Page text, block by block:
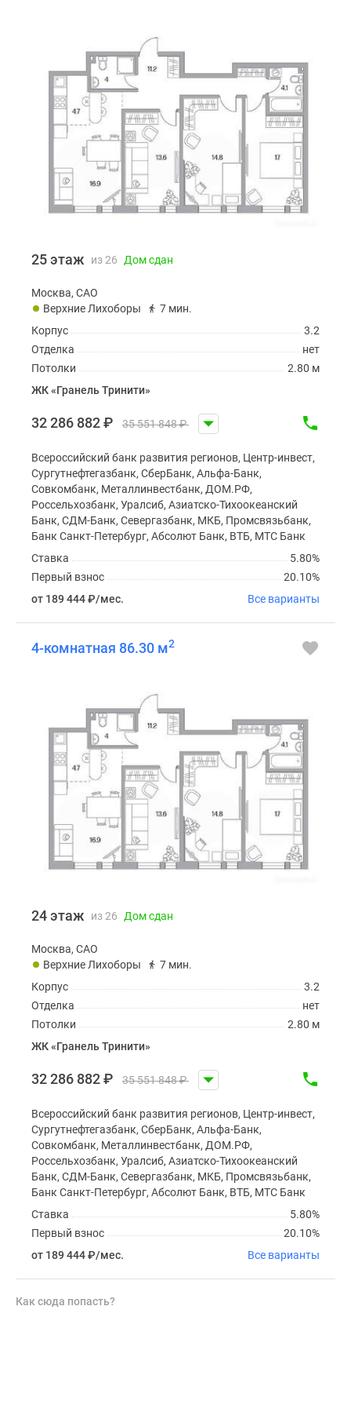
25 этаж из 26 Дом сдан
Москва, САО
Верхние Лихоборы
7 мин.
3.2
Корпус
нет
Отделка
2.80 м
Потолки
ЖК «Гранель Тринити»
32 286 882₽ 35 551 848₽
Всероссийский банк развития регионов, Центр-инвест,
Сургутнефтегазбанк, СберБанк, Альфа-Банк,
Совкомбанк, Металлинвестбанк, ДОМ.РФ,
Россельхозбанк, Уралсиб, Азиатско-Тихоокеанский
Банк, СДМ-Банк, Севергазбанк, МКБ, Промсвязьбанк,
Банк Санкт-Петербург, Абсолют Банк, ВТБ, МТС Банк
5.80%
Ставка
20.10%
Первый взнос
от 189 444₽/мес. Все варианты
4-комнатная 86.30 м2
24 этаж из 26 Дом сдан
Москва, САО
Верхние Лихоборы
7 мин.
3.2
Корпус
нет
Отделка
2.80 м
Потолки
ЖК «Гранель Тринити»
32 286 882₽ 35 551 848₽
Всероссийский банк развития регионов, Центр-инвест,
Сургутнефтегазбанк, СберБанк, Альфа-Банк,
Совкомбанк, Металлинвестбанк, ДОМ.РФ,
Россельхозбанк, Уралсиб, Азиатско-Тихоокеанский
Банк, СДМ-Банк, Севергазбанк, МКБ, Промсвязьбанк,
Банк Санкт-Петербург, Абсолют Банк, ВТБ, МТС Банк
5.80%
Ставка
20.10%
Первый взнос
от 189 444₽/мес. Все варианты
Как сюда попасть?